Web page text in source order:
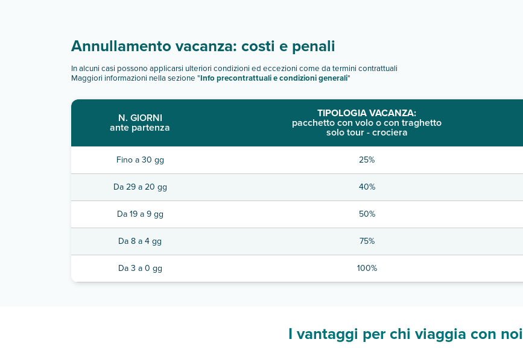
Annullamento vacanza: costi e penali
In alcuni casi possono applicarsi ulteriori condizioni ed eccezioni come da termini contrattuali
Maggiori informazioni nella sezione "Info precontrattuali e condizioni generali"
N. GIORNI
ante partenza
TIPOLOGIA VACANZA:
pacchetto con volo o con traghetto
solo tour - crociera
Fino a 30 gg 25%
Da 29 a 20 gg 40%
Da 19 a 9 gg 50%
Da 8 a 4 gg 75%
Da 3 a 0 gg 100%
I vantaggi per chi viaggia con noi